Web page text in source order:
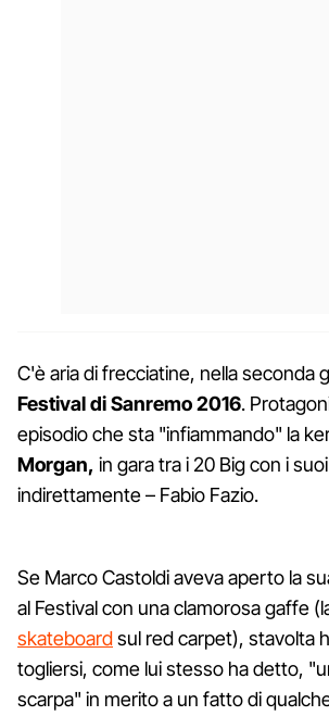
C'è aria di frecciatine, nella seconda
Festival di Sanremo 2016.
episodio che sta "infiammando" la
Morgan, in gara tra i 20 Big con i
indirettamente – Fabio Fazio.
Se Marco Castoldi aveva aperto la
al Festival con una clamorosa gaffe
skateboardsul red carpet), stavolta
togliersi, come lui stesso ha detto,
scarpa" in merito a un fatto di